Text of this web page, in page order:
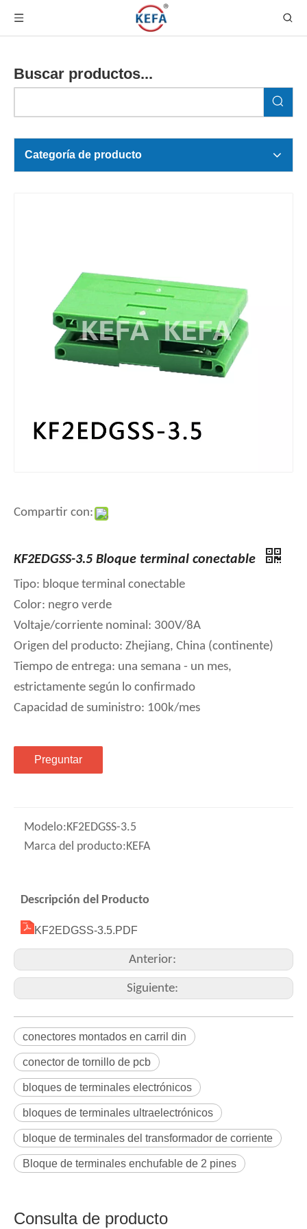
Buscar productos...
Categoría de producto
Compartir con:
KF2EDGSS-3.5 Bloque terminal conectable
Tipo: bloque terminal conectable
Color: negro verde
Voltaje/corriente nominal: 300V/8A
Origen del producto: Zhejiang, China (continente)
Tiempo de entrega: una semana - un mes,
estrictamente según lo confirmado
Capacidad de suministro: 100k/mes
Preguntar
Modelo:KF2EDGSS-3.5
Marca del producto:KEFA
Descripción del Producto
KF2EDGSS-3.5.PDF
Anterior:
Siguiente:
conectores montados en carril din
conector de tornillo de pcb
bloques de terminales electrónicos
bloques de terminales ultraelectrónicos
bloque de terminales del transformador de corriente
Bloque de terminales enchufable de 2 pines
Consulta de producto